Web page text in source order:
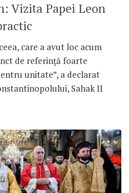
Vizita Papei Leon
care a avut loc acum
de referință foarte
unitate”, a declarat
Sahak II